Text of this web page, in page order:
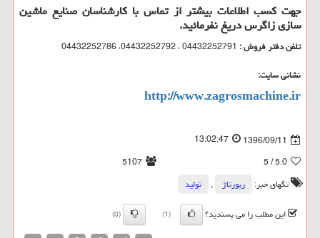
جهت کسب اطلاعات بیشتر از تماس با کارشناسان صنایع ماشین
سازی زاگرس دریغ نفرمائید.
تلفن دفتر فروش :
نشانی سایت:
http://www.zagrosmachine.ir
1396/09/11
13:02:47
5.0
/ 5
5107
تگهای خبر:
رپورتاژ ,
تولید
این مطلب را می پسندید؟
(1)
(0)